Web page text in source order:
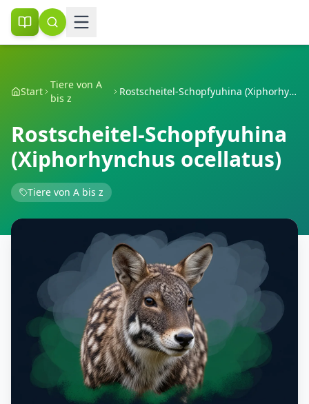
Start
Tiere von A
bis z
Rostscheitel-Schopfyuhina (Xiphorhynchus ocellatus)
Rostscheitel-Schopfyuhina
(Xiphorhynchus ocellatus)
Tiere von A bis z